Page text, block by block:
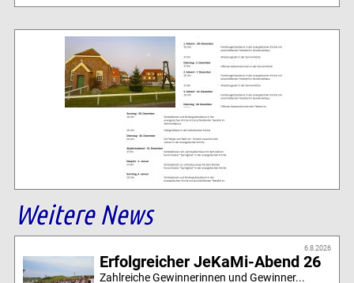
Weitere News
6.8.2026
Erfolgreicher JeKaMi-Abend 26
Zahlreiche Gewinnerinnen und Gewinner...